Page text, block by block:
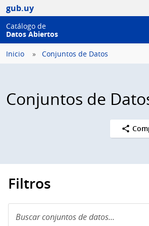
gub.uy
Catálogo de
Datos Abiertos
Inicio Conjuntos de Datos
Conjuntos de
Filtros
conjuntos